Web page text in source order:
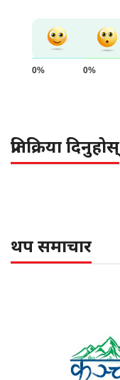
0% 0%
प्रतिक्रिया दिनुहोस्
थप समाचार